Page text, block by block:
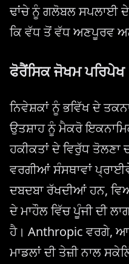
ਢਾਂਚੇ ਨੂੰ ਗਲੋਬਲ ਸਪਲਾਈ
ਕਿ ਵੱਧ ਤੋਂ ਵੱਧ ਅਣਪੂਰਵ
ਫੋਰੈਂਸਿਕ ਜੋਖਮ ਪਰਿਪੇਖ
ਨਿਵੇਸ਼ਕਾਂ ਨੂੰ ਭਵਿੱਖ ਦੇ
ਉਤਸ਼ਾਹ ਨੂੰ ਮੈਕਰੋ
ਹਕੀਕਤਾਂ ਦੇ ਵਿਰੁੱਧ ਤੋਲਣਾ
ਵਰਗੀਆਂ ਸੰਸਥਾਵਾਂ
ਦਬਦਬਾ ਰੱਖਦੀਆਂ ਹਨ,
ਦੇ ਮਾਹੌਲ ਵਿੱਚ ਪੂੰਜੀ ਦੀ
ਹੈ। Anthropic ਵਰਗੇ,
ਮਾਡਲਾਂ ਦੀ ਤੇਜ਼ੀ ਨਾਲ